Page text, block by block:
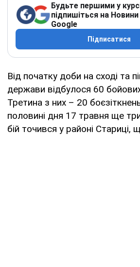
Будьте першими у
підпишіться на
Google
Підписатися
Від початку доби на сході та
держави відбулося 60
Третина з них – 20
половині дня 17 травня ще
бій точився у районі Стариці,